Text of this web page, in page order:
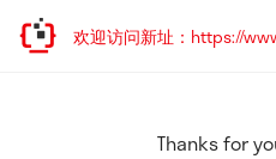
迁移，欢迎访问新址：https://
Thanks for